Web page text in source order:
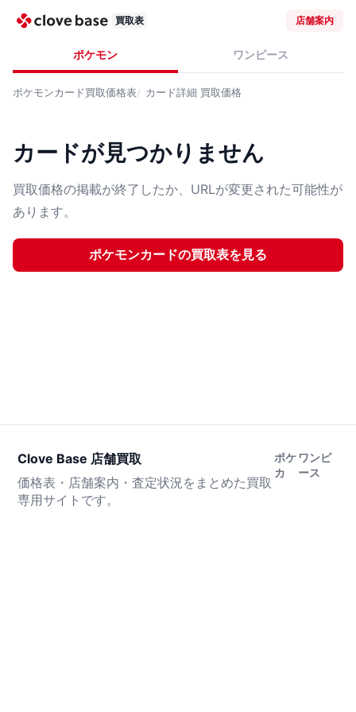
買取表 店舗案内
ポケモン ワンピース
ポケモンカード買取価格表 カード詳細 買取価格
カードが見つかりません
買取価格の掲載が終了したか、URLが変更された可能性が
あります。
ポケモンカードの買取表を見る
Clove Base 店舗買取
価格表・店舗案内・査定状況をまとめた買取
専用サイトです。
ポケ
カ
ワンピ
ース